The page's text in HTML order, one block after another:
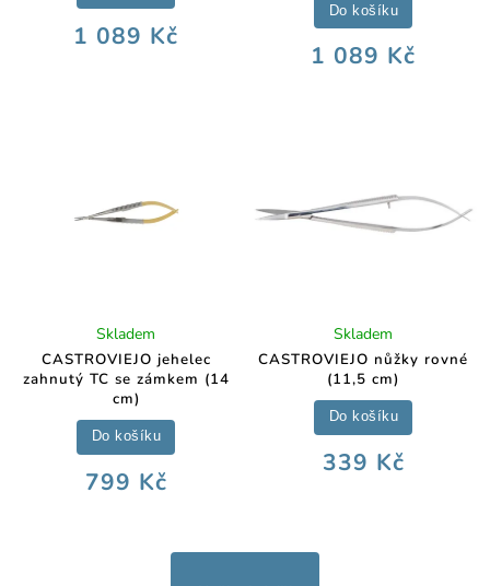
1 089 Kč
1 089 Kč
Do košíku
CASTROVIEJO jehelec
zahnutý TC se zámkem (14
cm)
Skladem
799 Kč
Do košíku
CASTROVIEJO nůžky rovné
(11,5 cm)
Skladem
339 Kč
Do košíku